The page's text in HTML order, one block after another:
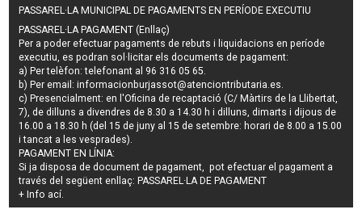
PASSAREL·LA MUNICIPAL DE PAGAMENTS EN PERÍODE EXECUTIU
PASSAREL·LA PAGAMENT (Enllaç)
Per a poder efectuar pagaments derebuts i liquidacions en període
executiu, es podran sol·licitar els documents de pagament:
a) Per telèfon: telefonant al 96 316 05 65.
b) Per email:informacionburjassot@atenciontributaria.es.
c) Presencialment: en l'Oficina de recaptació (C/ Màrtirs de la Llibertat,
7), de dilluns a divendres de 8.30 a 14.30 h i dilluns, dimarts i dijous de
16.00 a 18.30 h (del 15 de juny al 15 de setembre: horari de 8.00 a 15.00
i tancat a les vesprades).
PAGAMENT EN LÍNIA:
Si ja disposa de document de pagament, pot efectuar el pagament a
través del següent enllaç:PASSAREL·LA DE PAGAMENT
+ Info ací.